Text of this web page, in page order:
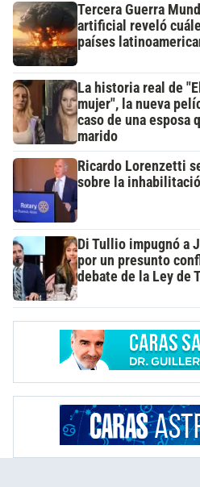
Tercera Guerra
artificial reveló
países
La historia real de
mujer", la nueva
caso de una esposa
marido
Ricardo Lorenzetti
sobre la
Di Tullio impugnó a
por un presunto
debate de la Ley de